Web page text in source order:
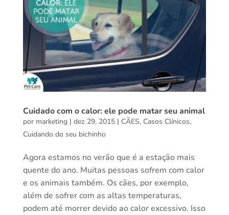
Cuidado com o calor: ele pode matar seu animal
por marketing| dez 29, 2015| CÃES, Casos Clínicos,
Cuidando do seu bichinho
Agora estamos no verão que é a estação mais
quente do ano. Muitas pessoas sofrem com calor
e os animais também. Os cães, por exemplo,
além de sofrer com as altas temperaturas,
podem até morrer devido ao calor excessivo. Isso